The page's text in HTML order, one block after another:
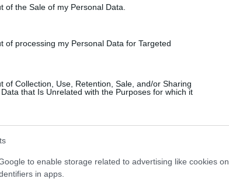
of the Sale of my Personal Data.
of processing my Personal Data for Targeted
of Collection, Use, Retention, Sale, and/or Sharing
that Is Unrelated with the Purposes for which it
to enable storage related to advertising like cookies on
in apps.